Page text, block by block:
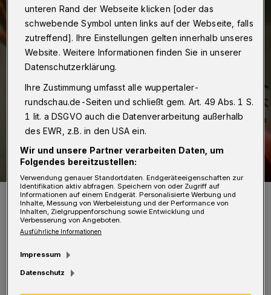
Symbolbild.
Foto: Gerd Altmann
unteren Rand der Webseite klicken [oder das
schwebende Symbol unten links auf der Webseite, falls
zutreffend]. Ihre Einstellungen gelten innerhalb unseres
Website. Weitere Informationen finden Sie in unserer
Datenschutzerklärung.
Ihre Zustimmung umfasst alle wuppertaler-
rundschau.de-Seiten und schließt gem. Art. 49 Abs. 1 S.
1 lit. a DSGVO auch die Datenverarbeitung außerhalb
des EWR, z.B. in den USA ein.
Wir und unsere Partner verarbeiten Daten, um
Folgendes bereitzustellen:
Verwendung genauer Standortdaten. Endgeräteeigenschaften zur
Identifikation aktiv abfragen. Speichern von oder Zugriff auf
Informationen auf einem Endgerät. Personalisierte Werbung und
Inhalte, Messung von Werbeleistung und der Performance von
Inhalten, Zielgruppenforschung sowie Entwicklung und
Verbesserung von Angeboten.
Ausführliche Informationen
Impressum
Datenschutz